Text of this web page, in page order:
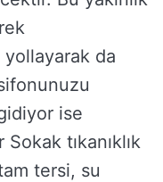
da
ise
tıkanıklık
tersi, su